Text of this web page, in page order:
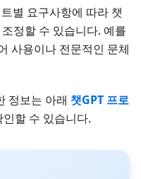
별 요구사항에 따라 챗
정할 수 있습니다. 예를
사용이나 전문적인 문체
정보는 아래 챗GPT 프로
인할 수 있습니다.